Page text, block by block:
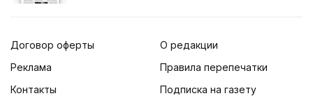
Договор оферты
Реклама
Контакты
О редакции
Правила перепечатки
Подписка на газету